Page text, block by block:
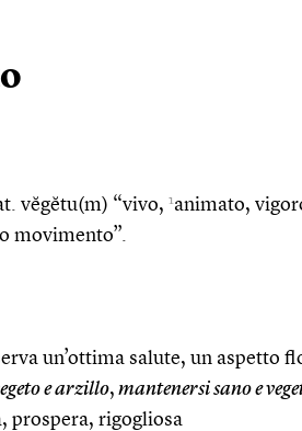
vĕgĕtu(m) “vivo, 1animato,
movimento”.
un’ottima salute, un aspetto
e arzillo, mantenersi sano e
prospera, rigogliosa